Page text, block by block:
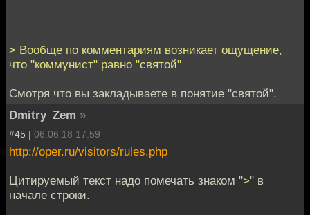
> Вообще по комментариям возникает ощущение,
что "коммунист" равно "святой"
Смотря что вы закладываете в понятие "святой".
Dmitry_Zem »
#45 | 06.06.18 17:59
http://oper.ru/visitors/rules.php
Цитируемый текст надо помечать знаком ">" в
начале строки.